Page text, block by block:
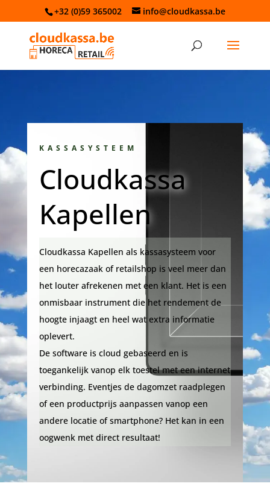
+32 (0)59 365002 info@cloudkassa.be
KASSASYSTEEM
Cloudkassa
Kapellen
Cloudkassa Kapellen als kassasysteem voor
een horecazaak of retailshop is veel meer dan
het louter afrekenen met een klant. Het is een
onmisbaar instrument die het rendement de
hoogte injaagt en heel wat extra informatie
oplevert.
De software is cloud gebaseerd en is
toegankelijk vanop elk toestel met een internet
verbinding. Eventjes de dagomzet raadplegen
of een productprijs aanpassen vanop een
andere locatie of smartphone? Het kan in een
oogwenk met direct resultaat!